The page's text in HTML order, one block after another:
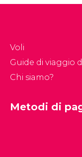
collezione di
Voli
Guide di viaggio
Chi siamo?
Metodi di